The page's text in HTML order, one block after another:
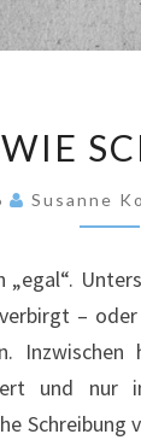
–
WIE
Susanne
–
und